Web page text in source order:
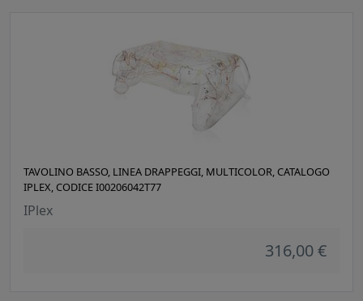
TAVOLINO BASSO, LINEA DRAPPEGGI, MULTICOLOR, CATALOGO
IPLEX, CODICE I00206042T77
IPlex
316,00 €